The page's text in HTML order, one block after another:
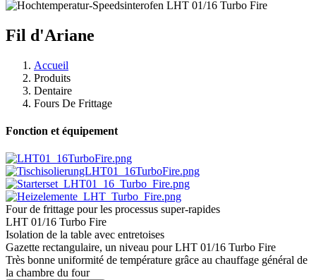
Fil d'Ariane
Accueil
Produits
Dentaire
Fours De Frittage
Fonction et équipement
Four de frittage pour les processus super-rapides
LHT 01/16 Turbo Fire
Isolation de la table avec entretoises
Gazette rectangulaire, un niveau pour LHT 01/16 Turbo Fire
Très bonne uniformité de température grâce au chauffage général de
la chambre du four